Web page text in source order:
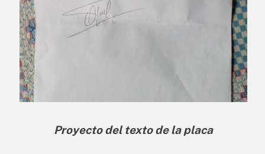
Proyecto del texto de la placa